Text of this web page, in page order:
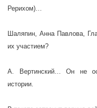
Рерихом)…
Шаляпин, Анна Павлова,
их участием?
А. Вертинский… Он не
истории.